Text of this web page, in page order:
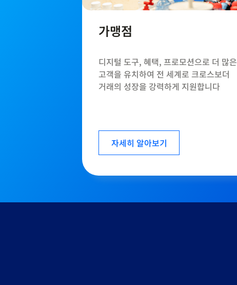
가맹점
디지털 도구, 혜택, 프로모션으로 더 많은
고객을 유치하여 전 세계로 크로스보더
거래의 성장을 강력하게 지원합니다
자세히 알아보기